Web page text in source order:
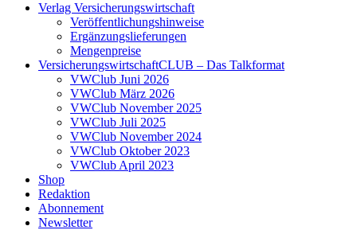
Verlag Versicherungswirtschaft
Veröffentlichungshinweise
Ergänzungslieferungen
Mengenpreise
VersicherungswirtschaftCLUB – Das Talkformat
VWClub Juni 2026
VWClub März 2026
VWClub November 2025
VWClub Juli 2025
VWClub November 2024
VWClub Oktober 2023
VWClub April 2023
Shop
Redaktion
Abonnement
Newsletter